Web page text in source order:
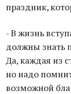
праздник,
- В жизнь
должны знать
Да, каждая из
но надо
возможной